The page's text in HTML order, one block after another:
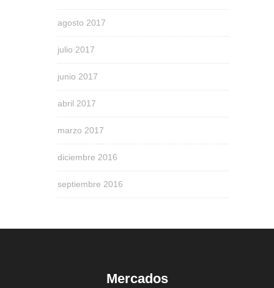
agosto 2017
julio 2017
junio 2017
abril 2017
marzo 2017
diciembre 2016
septiembre 2016
Mercados